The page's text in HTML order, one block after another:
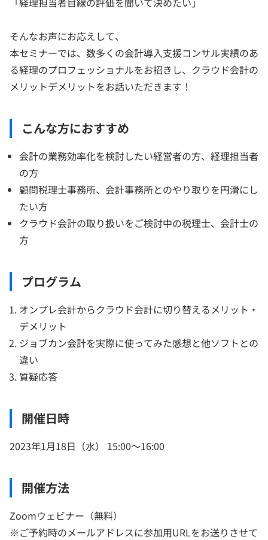
そんなお声にお応えして、
本セミナーでは、数多くの会計導入支援コンサル実績のあ
る経理のプロフェッショナルをお招きし、クラウド会計の
メリットデメリットをお話いただきます！
こんな方におすすめ
会計の業務効率化を検討したい経営者の方、経理担当者
の方
顧問税理士事務所、会計事務所とのやり取りを円滑にし
たい方
クラウド会計の取り扱いをご検討中の税理士、会計士の
方
プログラム
オンプレ会計からクラウド会計に切り替えるメリット・
デメリット
ジョブカン会計を実際に使ってみた感想と他ソフトとの
違い
質疑応答
開催日時
2023年1月18日（水） 15:00～16:00
開催方法
Zoomウェビナー（無料）
※ご予約時のメールアドレスに参加用URLをお送りさせて